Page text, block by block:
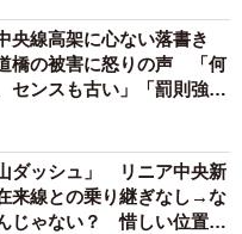
央線高架に心ない落書き
橋の被害に怒りの声 「何
センスも古い」「罰則強化
ダッシュ」 リニア中央新
来線との乗り継ぎなし→な
じゃない？ 惜しい位置関